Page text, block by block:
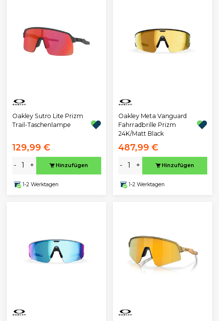
Oakley Sutro Lite Prizm
Trail-Taschenlampe
129,99 €
- + Hinzufügen
1-2 Werktagen
Oakley Meta Vanguard
Fahrradbrille Prizm
24K/Matt Black
487,99 €
- + Hinzufügen
1-2 Werktagen